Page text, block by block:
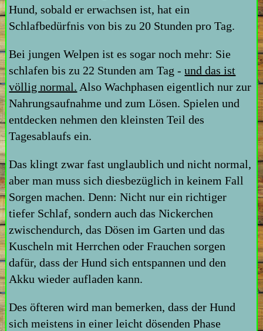
Hund, sobald er erwachsen ist, hat ein
Schlafbedürfnis von bis zu 20 Stunden pro Tag.
Bei jungen Welpen ist es sogar noch mehr: Sie
schlafen bis zu 22 Stunden am Tag -und das ist
völlig normal. Also Wachphasen eigentlich nur zur
Nahrungsaufnahme und zum Lösen. Spielen und
entdecken nehmen den kleinsten Teil des
Tagesablaufs ein.
Das klingt zwar fast unglaublich und nicht normal,
aber man muss sich diesbezüglich in keinem Fall
Sorgen machen. Denn: Nicht nur ein richtiger
tiefer Schlaf, sondern auch das Nickerchen
zwischendurch, das Dösen im Garten und das
Kuscheln mit Herrchen oder Frauchen sorgen
dafür, dass der Hund sich entspannen und den
Akku wieder aufladen kann.
Des öfteren wird man bemerken, dass der Hund
sich meistens in einer leicht dösenden Phase